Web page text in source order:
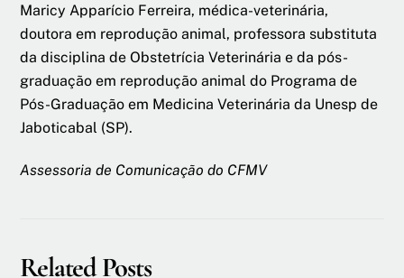
Maricy Apparício Ferreira, médica-veterinária,
doutora em reprodução animal, professora substituta
da disciplina de Obstetrícia Veterinária e da pós-
graduação em reprodução animal do Programa de
Pós-Graduação em Medicina Veterinária da Unesp de
Jaboticabal (SP).
Assessoria de Comunicação do CFMV
Related Posts